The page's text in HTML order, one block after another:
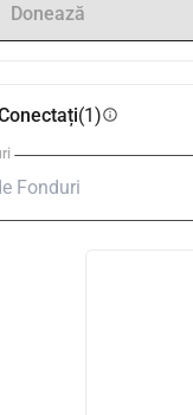
Donează
(1)info